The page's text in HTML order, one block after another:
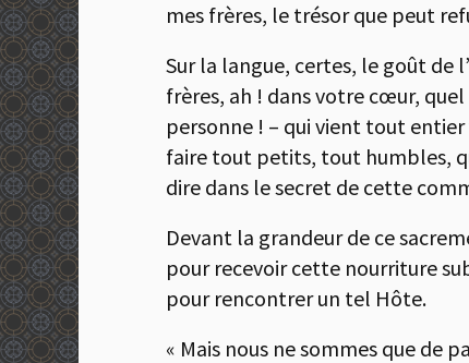
mes frères, le trésor que peut
Sur la langue, certes, le goût de
frères, ah ! dans votre cœur, quel
personne ! – qui vient tout entier
faire tout petits, tout humbles,
dire dans le secret de cette
Devant la grandeur de ce
pour recevoir cette nourriture
pour rencontrer un tel Hôte.
« Mais nous ne sommes que de